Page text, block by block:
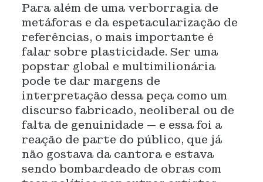
Para além de uma verborragia de
metáforas e da espetacularização de
referências, o mais importante é
falar sobre plasticidade. Ser uma
popstar global e multimilionária
pode te dar margens de
interpretação dessa peça como um
discurso fabricado, neoliberal ou de
falta de genuinidade — e essa foi a
reação de parte do público, que já
não gostava da cantora e estava
sendo bombardeado de obras com